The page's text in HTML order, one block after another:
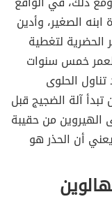
الصغير، وأدين
لتغطية
خمس سنوات
الحلوى
تبدأ آلة الضجيج قبل
من حقيبة
أن الحذر هو